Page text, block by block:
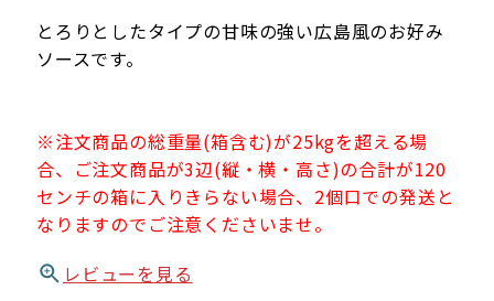
とろりとしたタイプの甘味の強い広島風のお好み
ソースです。
※注文商品の総重量(箱含む)が25kgを超える場
合、ご注文商品が3辺(縦・横・高さ)の合計が120
センチの箱に入りきらない場合、2個口での発送と
なりますのでご注意くださいませ。
レビューを見る